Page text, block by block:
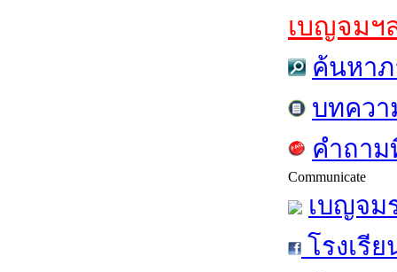
เบญจมฯ
ค้นหาภ
บทควา
คำถา
Communicate
เบญจม
โรงเรี